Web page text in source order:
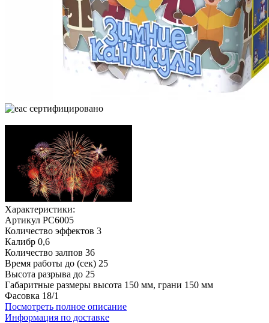
cертифицировано
Характеристики:
Артикул РС6005
Количество эффектов 3
Калибр 0,6
Количество залпов 36
Время работы до (сек) 25
Высота разрыва до 25
Габаритные размеры высота 150 мм, грани 150 мм
Фасовка 18/1
Посмотреть полное описание
Информация по доставке